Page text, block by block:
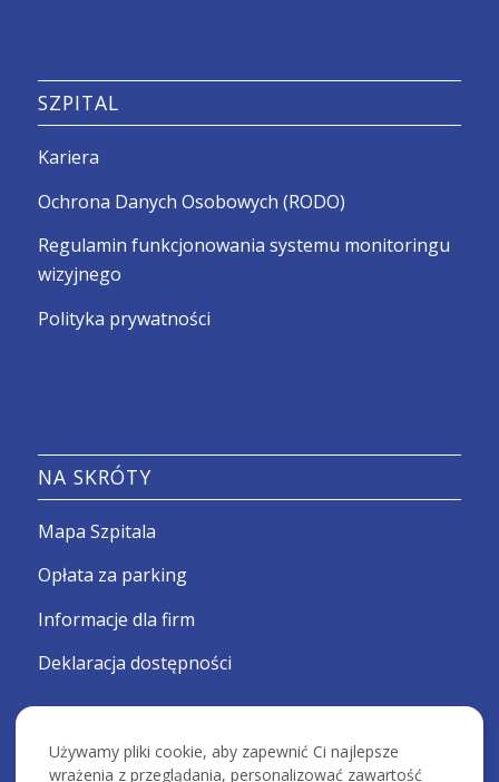
SZPITAL
Kariera
Ochrona Danych Osobowych (RODO)
Regulamin funkcjonowania systemu monitoringu
wizyjnego
Polityka prywatności
NA SKRÓTY
Mapa Szpitala
Opłata za parking
Informacje dla firm
Deklaracja dostępności
Używamy pliki cookie, aby zapewnić Ci najlepsze
wrażenia z przeglądania, personalizować zawartość